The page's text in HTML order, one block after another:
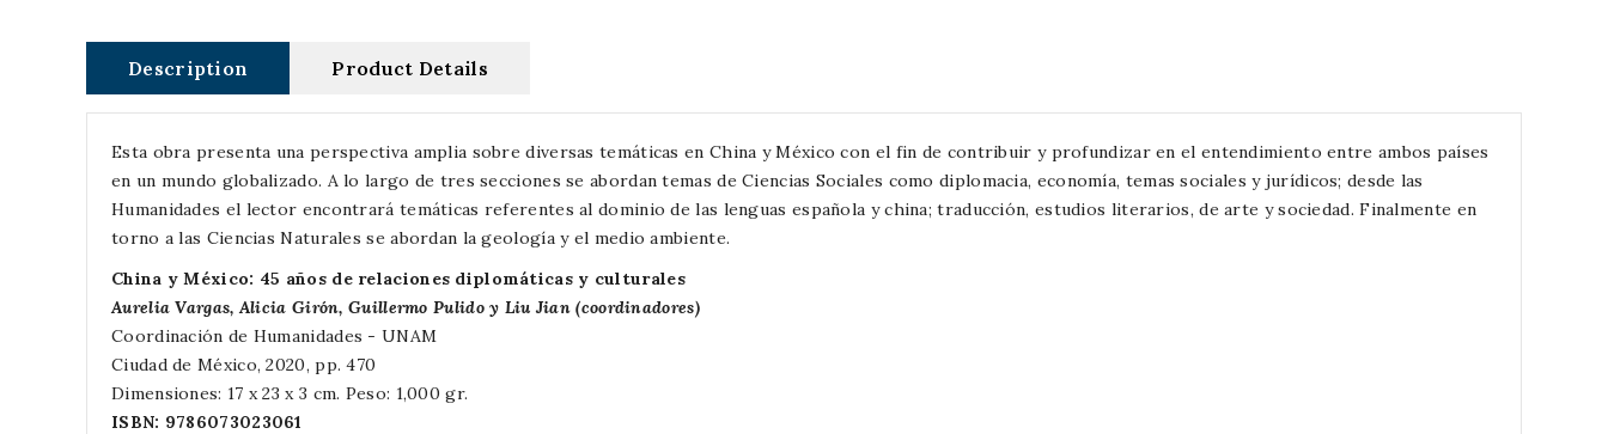
Description Product Details
Esta obra presenta una perspectiva amplia sobre diversas temáticas en China y México con el fin de contribuir y profundizar en el entendimiento entre ambos países
en un mundo globalizado. A lo largo de tres secciones se abordan temas de Ciencias Sociales como diplomacia, economía, temas sociales y jurídicos; desde las
Humanidades el lector encontrará temáticas referentes al dominio de las lenguas española y china; traducción, estudios literarios, de arte y sociedad. Finalmente en
torno a las Ciencias Naturales se abordan la geología y el medio ambiente.
China y México: 45 años de relaciones diplomáticas y culturales
Aurelia Vargas, Alicia Girón, Guillermo Pulido y Liu Jian (coordinadores)
Coordinación de Humanidades - UNAM
Ciudad de México, 2020, pp. 470
Dimensiones: 17 x 23 x 3 cm. Peso: 1,000 gr.
ISBN: 9786073023061